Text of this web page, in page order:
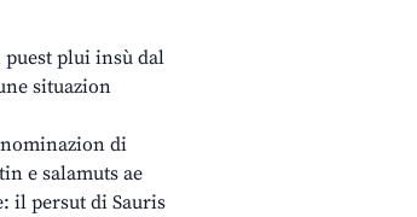
plui insù dal
situazion
di
e salamuts ae
il persut di Sauris